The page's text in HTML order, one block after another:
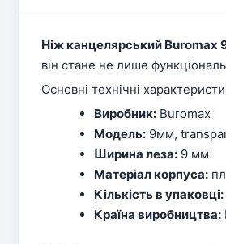
Ніж канцелярський Buromax
він стане не лише
Основні технічні
Виробник: Buromax
Модель: 9мм,
Ширина леза: 9 мм
Матеріал корпуса:
Кількість в упаковці:
Країна виробництва: